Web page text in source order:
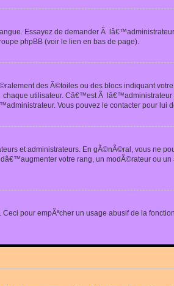
Essayez de demander Ã
phpBB (voir le lien en bas de page).
des Ã©toiles ou des blocs indiquant
chaque utilisateur. Câ€™est Ã
Vous pouvez le contacter pour lui
et administrateurs. En gÃ©nÃ©ral, vous ne
votre rang, un modÃ©rateur ou un
pour empÃªcher un usage abusif de la